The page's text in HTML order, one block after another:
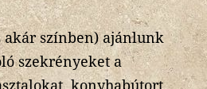
akár színben) ajánlunk
szekrényeket a
konyhabútort,